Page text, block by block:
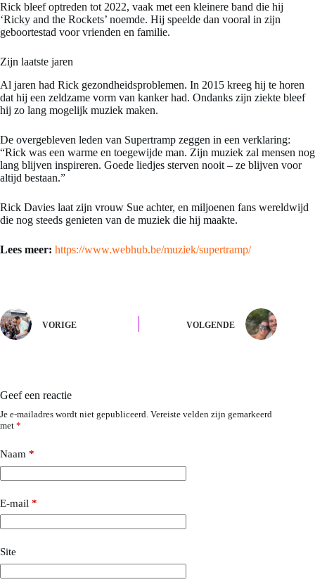
Rick bleef optreden tot 2022, vaak met een kleinere band die hij
‘Ricky and the Rockets’ noemde. Hij speelde dan vooral in zijn
geboortestad voor vrienden en familie.
Zijn laatste jaren
Al jaren had Rick gezondheidsproblemen. In 2015 kreeg hij te horen
dat hij een zeldzame vorm van kanker had. Ondanks zijn ziekte bleef
hij zo lang mogelijk muziek maken.
De overgebleven leden van Supertramp zeggen in een verklaring:
“Rick was een warme en toegewijde man. Zijn muziek zal mensen nog
lang blijven inspireren. Goede liedjes sterven nooit – ze blijven voor
altijd bestaan.”
Rick Davies laat zijn vrouw Sue achter, en miljoenen fans wereldwijd
die nog steeds genieten van de muziek die hij maakte.
Lees meer: https://www.webhub.be/muziek/supertramp/
VORIGE VOLGENDE
Geef een reactie
Je e-mailadres wordt niet gepubliceerd. Vereiste velden zijn gemarkeerd
met *
Naam *
E-mail *
Site